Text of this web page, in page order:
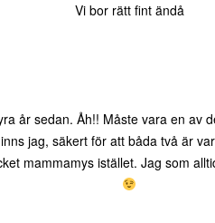
Vi bor rätt fint ändå
år sedan. Åh!! Måste vara en av
jag, säkert för att båda två är
mammamys istället. Jag som